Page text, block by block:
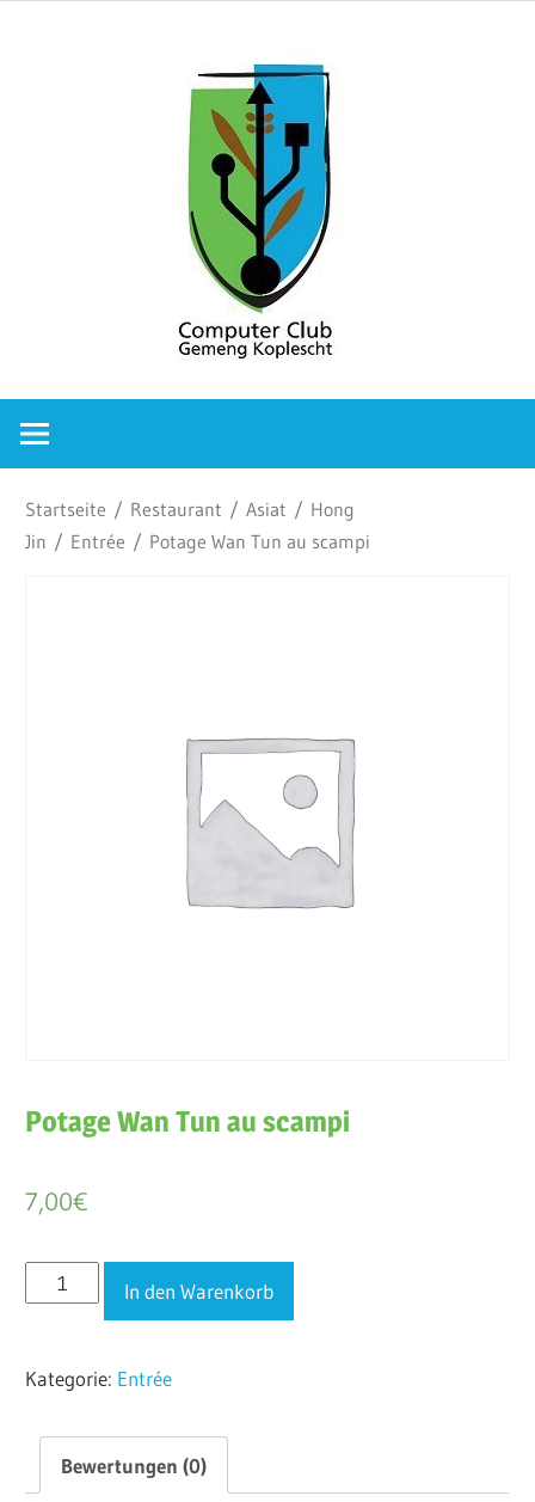
Club
Startseite / Restaurant /Asiat / Hong
Jin / Entrée / Potage Wan Tun au scampi
Potage Wan Tun au scampi
7,00€
Potage
Wan
au
In den Warenkorb
Kategorie: Entrée
Bewertungen (0)